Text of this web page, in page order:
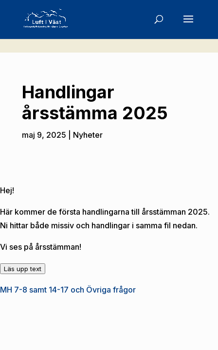
Handlingar
årsstämma 2025
maj 9, 2025 Nyheter
Hej!
Här kommer de första handlingarna till årsstämman 2025.
Ni hittar både missiv och handlingar i samma fil nedan.
Vi ses på årsstämman!
Läs upp text
MH 7-8 samt 14-17 och Övriga frågor